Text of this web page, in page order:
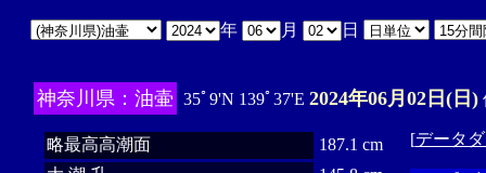
年 月 日
神奈川県：油壷 35ﾟ9'N 139ﾟ37'E 2024年06月02日(日)
略最高高潮面
187.1 cm
[データ